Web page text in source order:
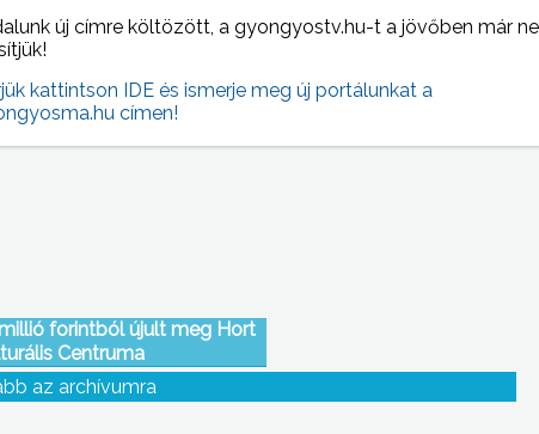
a
Kulturális Centruma
forintból újult meg Hort
Centruma
az archívumra
új címre költözött, a gyongyostv.hu-t a jövőben már
kattintson IDE és ismerje meg új portálunkat a
címen!